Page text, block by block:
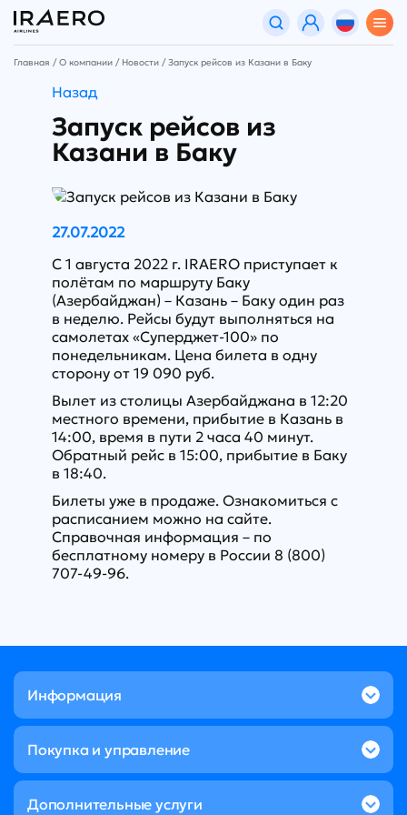
Главная О компании Новости Запуск рейсов из Казани в Баку
Назад
Запуск рейсов из
Казани в Баку
27.07.2022
С 1 августа 2022 г. IRAERO приступает к
полётам по маршруту Баку
(Азербайджан) – Казань – Баку один раз
в неделю. Рейсы будут выполняться на
самолетах «Суперджет-100» по
понедельникам. Цена билета в одну
сторону от 19 090 руб.
Вылет из столицы Азербайджана в 12:20
местного времени, прибытие в Казань в
14:00, время в пути 2 часа 40 минут.
Обратный рейс в 15:00, прибытие в Баку
в 18:40.
Билеты уже в продаже. Ознакомиться с
расписанием можно на сайте.
Справочная информация – по
бесплатному номеру в России 8 (800)
707-49-96.
Информация
Покупка и управление
Дополнительные услуги